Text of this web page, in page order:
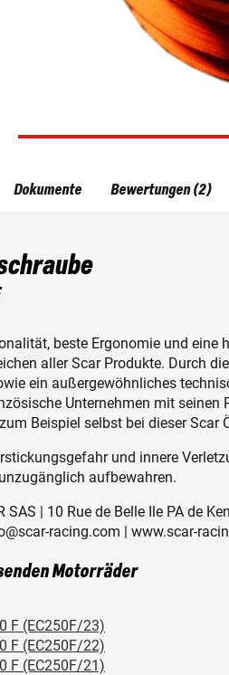
beste Ergonomie und eine
aller Scar Produkte. Durch
ein außergewöhnliches
Unternehmen mit seinen
Beispiel selbst bei dieser Scar
und innere
aufbewahren.
SAS | 10 Rue de Belle Ile PA de
racing.com | www.scar-
Motorräder
F (EC250F/23)
F (EC250F/22)
F (EC250F/21)
Dokumente Bewertungen (2)